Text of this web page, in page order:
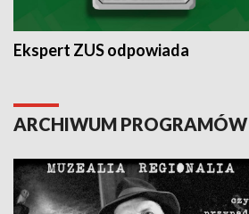
Ekspert ZUS odpowiada
ARCHIWUM PROGRAMÓW